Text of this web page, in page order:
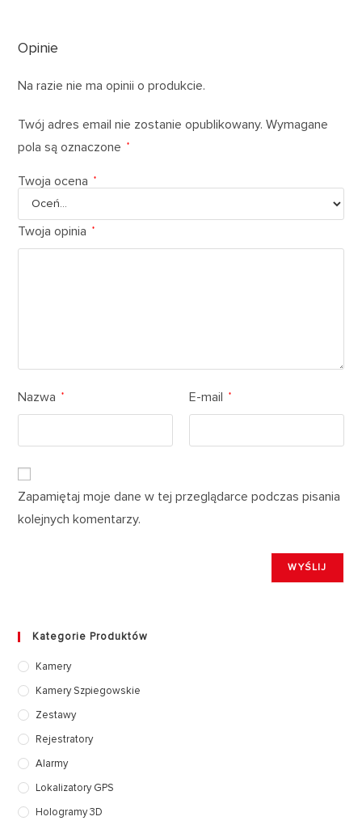
Opinie
Na razie nie ma opinii o produkcie.
Twój adres email nie zostanie opublikowany. Wymagane
pola są oznaczone
*
Twoja ocena *
Twoja opinia *
Nazwa * E-mail *
Zapamiętaj moje dane w tej przeglądarce podczas pisania
kolejnych komentarzy.
Kategorie Produktów
Kamery
Kamery Szpiegowskie
Zestawy
Rejestratory
Alarmy
Lokalizatory GPS
Hologramy 3D